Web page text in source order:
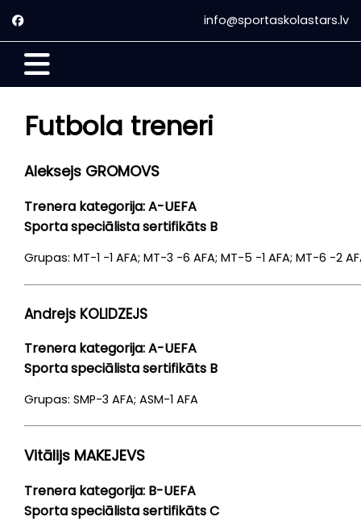
Galvenā
mums
Nodarbību
Futbols
Florbols
treneri
Florbola
Kontakti
Dokumenti
info@sportaskolastars.lv
Futbola treneri
Aleksejs GROMOVS
Trenera kategorija: A-UEFA
Sporta speciālista sertifikāts B
Grupas: MT-1 -1 AFA; MT-3 -6 AFA; MT-5 -1 AFA; MT-6 -2
Andrejs KOLIDZEJS
Trenera kategorija: A-UEFA
Sporta speciālista sertifikāts B
Grupas: SMP-3 AFA; ASM-1 AFA
Vitālijs MAKEJEVS
Trenera kategorija: B-UEFA​​​​​​​
Sporta speciālista sertifikāts C